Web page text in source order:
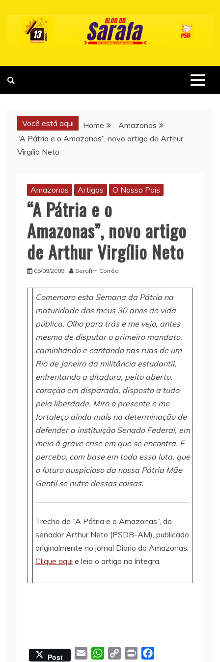
content
Você está aqui Home
Amazonas
“A Pátria e o Amazonas”, novo artigo de Arthur
Virgílio Neto
Amazonas Artigos O Nosso País
“A Pátria e o
Amazonas”, novo artigo
de Arthur Virgílio Neto
05/09/2009 Serafim Corrêa
Comemoro esta Semana da Pátria na
maturidade dos meus 30 anos de vida
pública. Olho para trás e me vejo, antes
mesmo de disputar o primeiro mandato,
caminhando e cantando nas ruas de um
Rio de Janeiro da militância estudantil,
enfrentando a ditadura, peito aberto,
coração em disparada, disposto a tudo
pela liberdade. Miro o presente e me
fortaleço ainda mais na determinação de
defender a instituição Senado Federal, em
meio à grave crise em que se encontra. E
percebo, com base em toda essa luta, que
o futuro auspicioso da nossa Pátria Mãe
Gentil se nutre dessas coisas.
Trecho de “A Pátria e o Amazonas”, do
senador Arthur Neto (PSDB-AM), publicado
originalmente no jornal Diário do Amazonas.
Clique aqui e leia o artigo na íntegra.
Post
W